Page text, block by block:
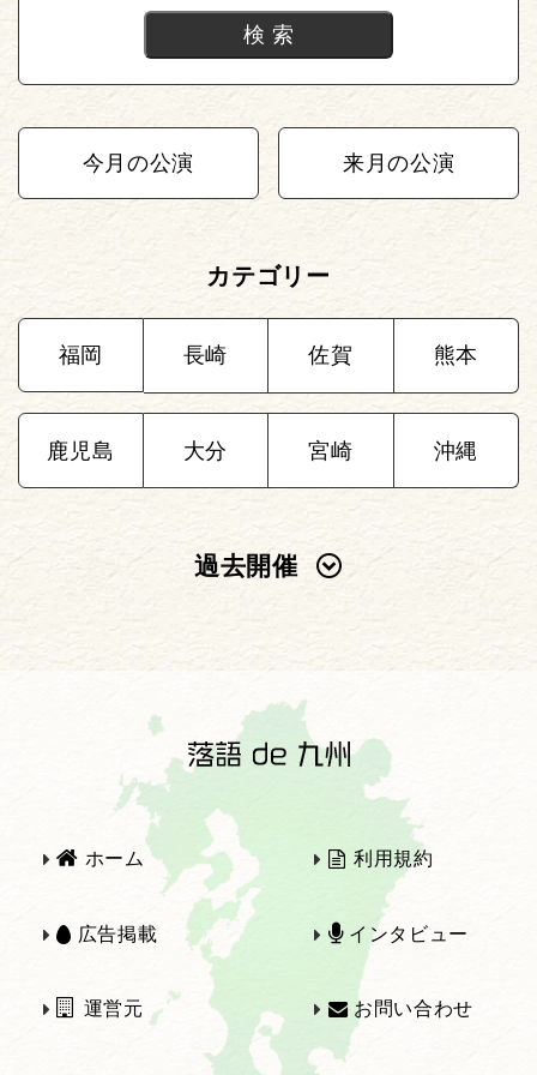
今月の公演 来月の公演
カテゴリー
福岡 長崎 佐賀 熊本
鹿児島 大分 宮崎 沖縄
過去開催
2022年
2021年 2020年
2019年 2018年
2017年 2016年
ホーム 利用規約
広告掲載 インタビュー
運営元 お問い合わせ